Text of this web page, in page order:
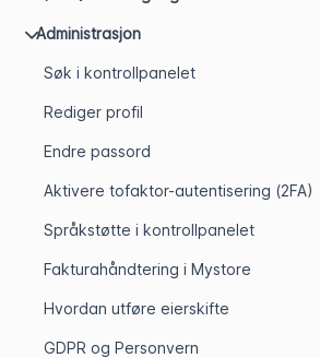
Administrasjon
Søk i kontrollpanelet
Rediger profil
Endre passord
Aktivere tofaktor-autentisering (2FA)
Språkstøtte i kontrollpanelet
Fakturahåndtering i Mystore
Hvordan utføre eierskifte
GDPR og Personvern